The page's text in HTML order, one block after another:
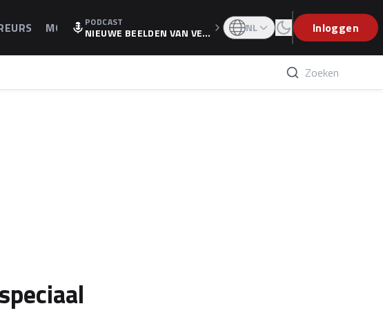
MOTOGPPODCAST
NIEUWE BEELDEN VAN VER
WEET IS ER NU GETEKEND'
NL Inloggen